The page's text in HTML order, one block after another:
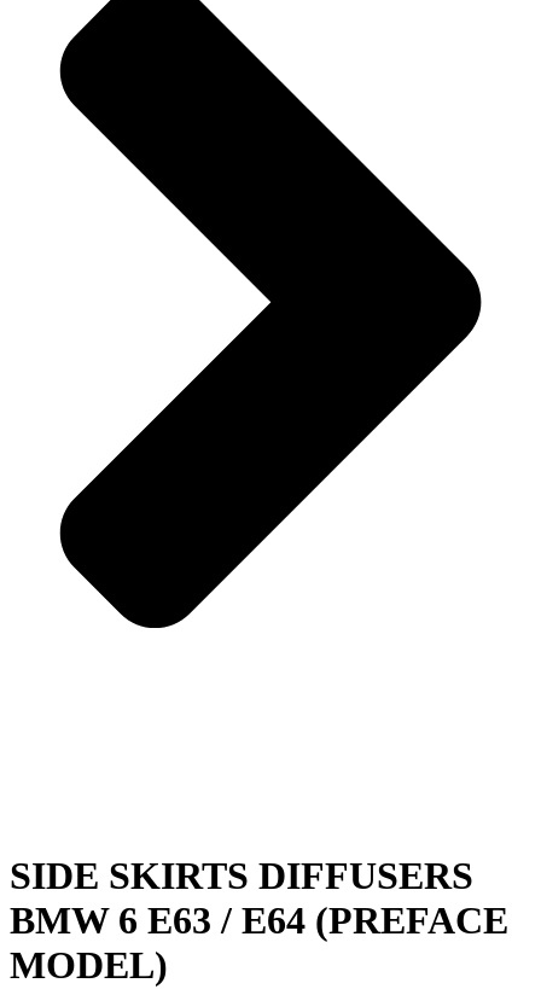
SIDE SKIRTS DIFFUSERS
BMW 6 E63 / E64 (PREFACE
MODEL)